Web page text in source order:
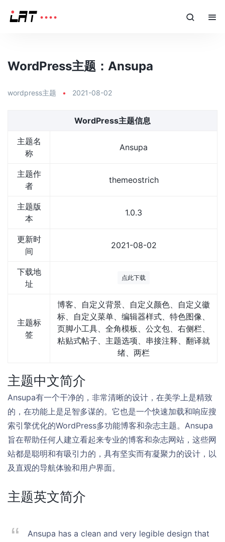
WordPress主题：Ansupa
wordpress主题 • 2021-08-02
WordPress主题信息
主题名
称
Ansupa
主题作
者
themeostrich
主题版
本
1.0.3
更新时
间
2021-08-02
下载地
址
点此下载
主题标
签
博客、自定义背景、自定义颜色、自定义徽
标、自定义菜单、编辑器样式、特色图像、
页脚小工具、全角模板、公文包、右侧栏、
粘贴式帖子、主题选项、串接注释、翻译就
绪、两栏
主题中文简介
Ansupa有一个干净的，非常清晰的设计，在美学上是精致
的，在功能上是足智多谋的。它也是一个快速加载和响应搜
索引擎优化的WordPress多功能博客和杂志主题。Ansupa
旨在帮助任何人建立看起来专业的博客和杂志网站，这些网
站都是聪明和有吸引力的，具有坚实而有凝聚力的设计，以
及直观的导航体验和用户界面。
主题英文简介
Ansupa has a clean and very legible design that